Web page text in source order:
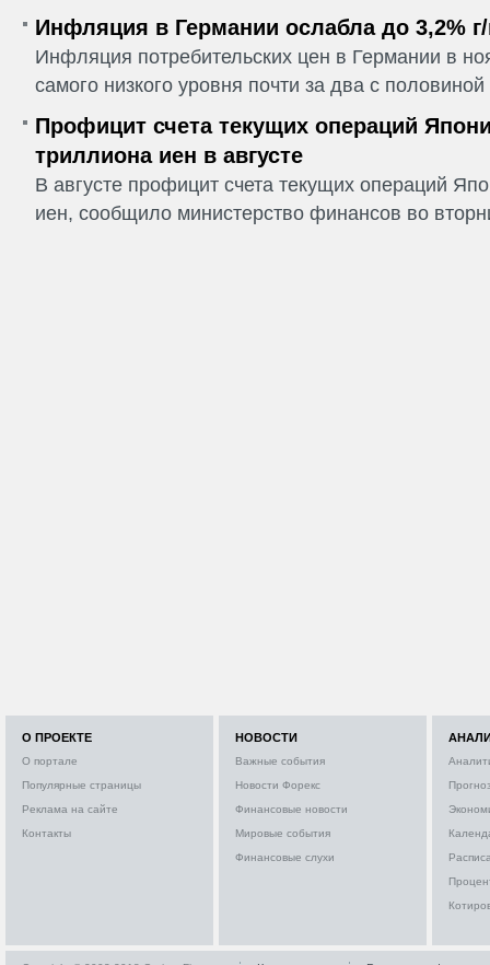
Инфляция в Германии ослабла до 3,2%
Инфляция потребительских цен в Германии в
самого низкого уровня почти за два с половиной
Профицит счета текущих операций
триллиона иен в августе
В августе профицит счета текущих операций
иен, сообщило министерство финансов во
О ПРОЕКТЕ
О портале
Популярные страницы
Реклама на сайте
Контакты
НОВОСТИ
Важные события
Новости Форекс
Финансовые новости
Мировые события
Финансовые слухи